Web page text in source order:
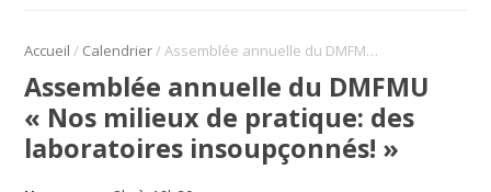
Accueil / Calendrier/ Assemblée annuelle du DMFMU « Nos milieux de pratique: des laboratoires insoupçonnés! »
Assemblée annuelle du DMFMU
« Nos milieux de pratique: des
laboratoires insoupçonnés! »